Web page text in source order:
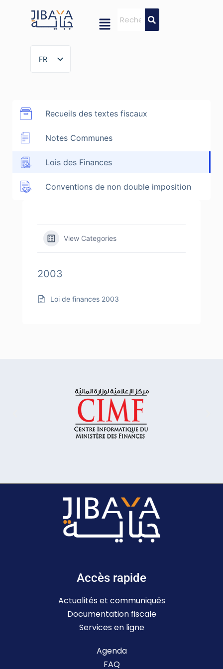
FR
FR
Recueils des textes fiscaux
Notes Communes
Lois des Finances
Conventions de non double imposition
View Categories
2003
Loi de finances 2003
Accès rapide
Actualités et communiqués
Documentation fiscale
Services en ligne
Agenda
FAQ